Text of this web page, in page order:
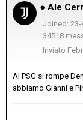
● Ale
Joined:
34518
Inviato
Al PSG si rompe
abbiamo Gianni e